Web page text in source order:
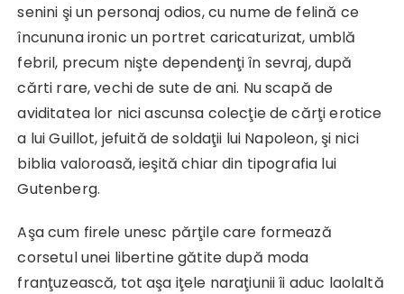
senini şi un personaj odios, cu nume de felină ce
încununa ironic un portret caricaturizat, umblă
febril, precum nişte dependenţi în sevraj, după
cărti rare, vechi de sute de ani. Nu scapă de
aviditatea lor nici ascunsa colecţie de cărţi erotice
a lui Guillot, jefuită de soldaţii lui Napoleon, şi nici
biblia valoroasă, ieşită chiar din tipografia lui
Gutenberg.
Aşa cum firele unesc părţile care formează
corsetul unei libertine gătite după moda
franţuzească, tot aşa iţele naraţiunii îi aduc laolaltă